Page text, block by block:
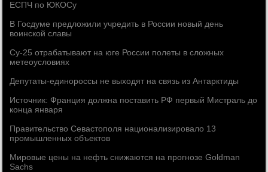
ЕСПЧ по ЮКОСу
В Госдуме предложили учредить в России новый день
воинской славы
Су-25 отрабатывают на юге России полеты в сложных
метеоусловиях
Депутаты-единороссы не выходят на связь из Антарктиды
Источник: Франция должна поставить РФ первый Мистраль до
конца января
Правительство Севастополя национализировало 13
промышленных объектов
Мировые цены на нефть снижаются на прогнозе Goldman
Sachs